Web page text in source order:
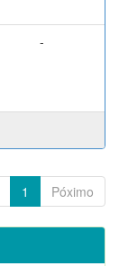
-
1 Póximo